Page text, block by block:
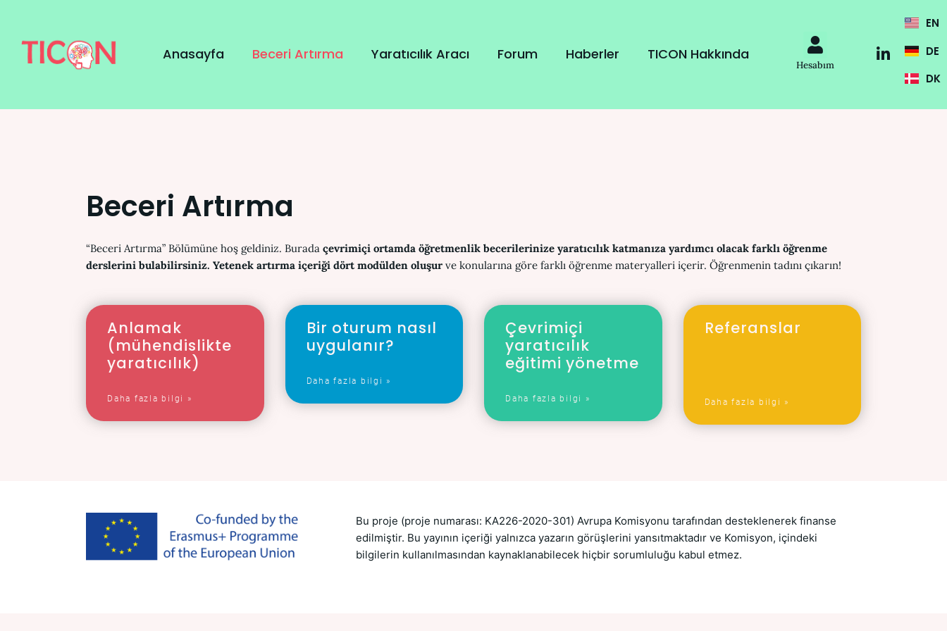
Anasayfa Beceri Artırma Yaratıcılık Aracı Forum Haberler TICON Hakkında
Hesabım
L
i
e
EN
DE
DK
Beceri Artırma
“Beceri Artırma” Bölümüne hoş geldiniz. Burada çevrimiçi ortamda öğretmenlik becerilerinize yaratıcılık katmanıza yardımcı olacak farklı öğrenme
derslerini bulabilirsiniz. Yetenek artırma içeriği dört modülden oluşur ve konularına göre farklı öğrenme materyalleri içerir. Öğrenmenin tadını çıkarın!
Anlamak
(mühendislikte
yaratıcılık)
Daha fazla bilgi »
Bir oturum nasıl
uygulanır?
Daha fazla bilgi »
Çevrimiçi
yaratıcılık
eğitimi yönetme
Daha fazla bilgi »
Referanslar
Daha fazla bilgi »
Bu proje (proje numarası: KA226-2020-301) Avrupa Komisyonu tarafından desteklenerek finanse
edilmiştir. Bu yayının içeriği yalnızca yazarın görüşlerini yansıtmaktadır ve Komisyon, içindeki
bilgilerin kullanılmasından kaynaklanabilecek hiçbir sorumluluğu kabul etmez.